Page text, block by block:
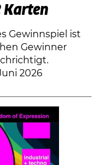
Karten
Gewinnspiel ist
Gewinner
Juni 2026